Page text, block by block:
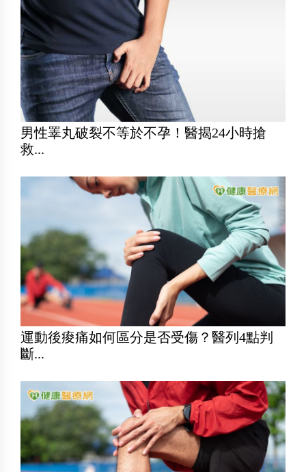
男性睪丸破裂不等於不孕！醫揭24小時搶
救...
運動後痠痛如何區分是否受傷？醫列4點判
斷...